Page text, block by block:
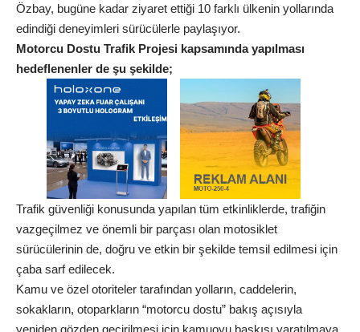
Özbay, bugüne kadar ziyaret ettiği 10 farklı ülkenin yollarında
edindiği deneyimleri sürücülerle paylaşıyor.
Motorcu Dostu Trafik Projesi kapsamında yapılması
hedeflenenler de şu şekilde;
Trafik güvenliği konusunda yapılan tüm etkinliklerde, trafiğin
vazgeçilmez ve önemli bir parçası olan motosiklet
sürücülerinin de, doğru ve etkin bir şekilde temsil edilmesi için
çaba sarf edilecek.
Kamu ve özel otoriteler tarafından yolların, caddelerin,
sokakların, otoparkların “motorcu dostu” bakış açısıyla
yeniden gözden geçirilmesi için kamuoyu baskısı yaratılmaya